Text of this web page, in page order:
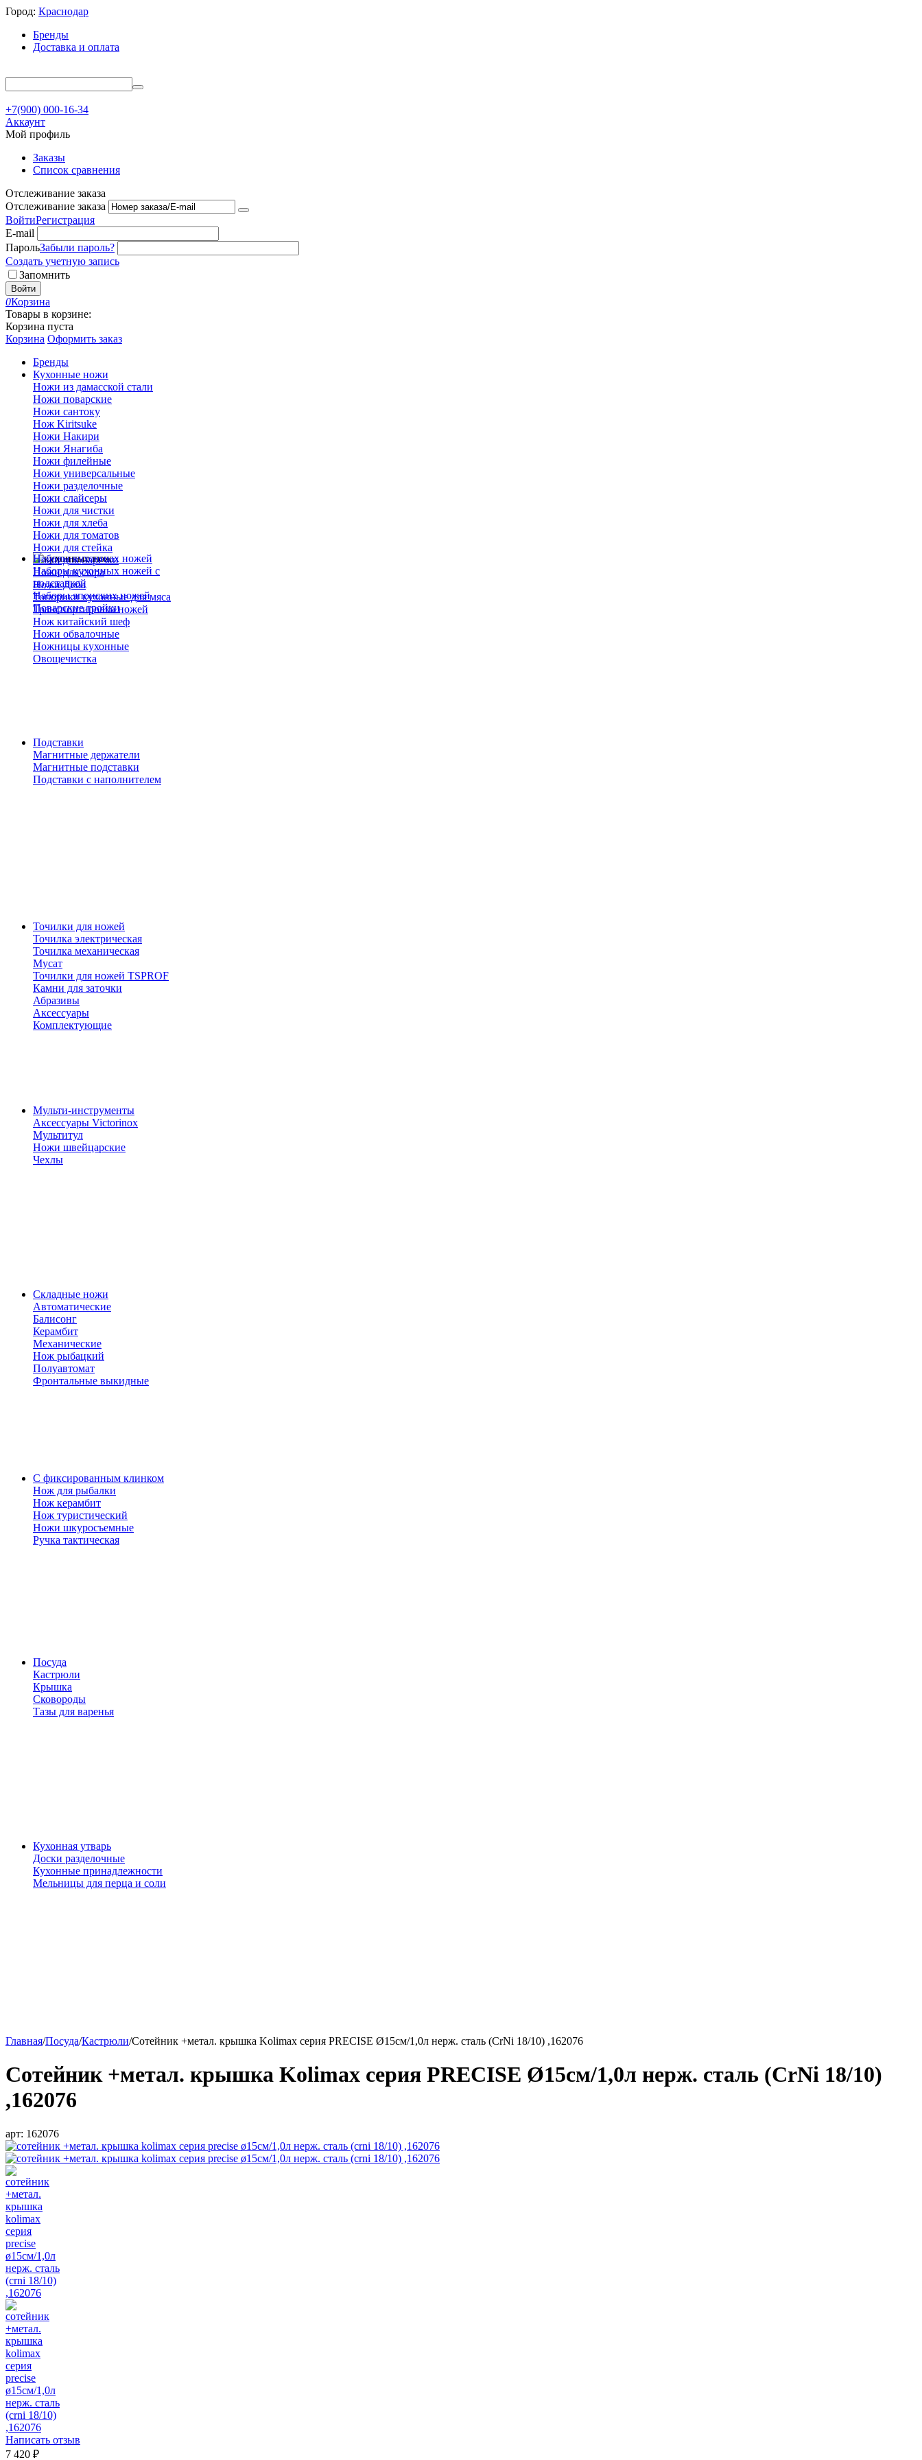
Город: Краснодар
Бренды
Доставка и оплата
+7(900) 000-16-34
Аккаунт
Мой профиль
Заказы
Список сравнения
Отслеживание заказа
Отслеживание заказа
ВойтиРегистрация
E-mail
ПарольЗабыли пароль?
Создать учетную запись
Запомнить
Войти
0Корзина
Товары в корзине:
Корзина пуста
Корзина Оформить заказ
Бренды
Кухонные ножи
Ножи из дамасской стали
Ножи поварские
Ножи сантоку
Нож Kiritsuke
Ножи Накири
Ножи Янагиба
Ножи филейные
Ножи универсальные
Ножи разделочные
Ножи слайсеры
Ножи для чистки
Ножи для хлеба
Ножи для томатов
Ножи для стейка
Ножи для нарезки
Ножи для сыра
Ножи Деба
Топорики кухонные для мяса
Транспортировка ножей
Нож китайский шеф
Ножи обвалочные
Ножницы кухонные
Овощечистка
Наборы кухонных ножей
Наборы кухонных ножей с
подставкой
Наборы японских ножей
Поварские тройки
Подставки
Магнитные держатели
Магнитные подставки
Подставки с наполнителем
Точилки для ножей
Точилка электрическая
Точилка механическая
Мусат
Точилки для ножей TSPROF
Камни для заточки
Абразивы
Аксессуары
Комплектующие
Мульти-инструменты
Аксессуары Victorinox
Мультитул
Ножи швейцарские
Чехлы
Складные ножи
Автоматические
Балисонг
Керамбит
Механические
Нож рыбацкий
Полуавтомат
Фронтальные выкидные
С фиксированным клинком
Нож для рыбалки
Нож керамбит
Нож туристический
Ножи шкуросъемные
Ручка тактическая
Посуда
Кастрюли
Крышка
Сковороды
Тазы для варенья
Кухонная утварь
Доски разделочные
Кухонные принадлежности
Мельницы для перца и соли
Главная/Посуда/Кастрюли/Сотейник +метал. крышка Kolimax серия PRECISE Ø15см/1,0л нерж. сталь (CrNi 18/10) ,162076
Сотейник +метал. крышка Kolimax серия PRECISE Ø15см/1,0л нерж. сталь (CrNi 18/10)
,162076
арт: 162076
Написать отзыв
7 420 ₽